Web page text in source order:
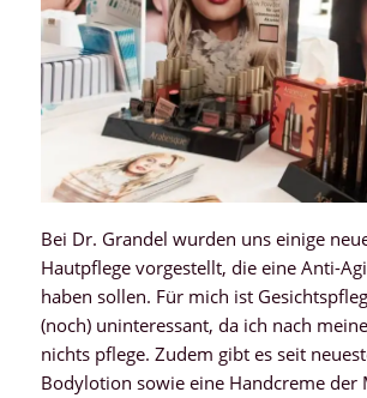
Bei Dr. Grandel wurden uns einige
Hautpflege vorgestellt, die eine Anti-
haben sollen. Für mich ist
(noch) uninteressant, da ich nach
nichts pflege. Zudem gibt es seit
Bodylotion sowie eine Handcreme der